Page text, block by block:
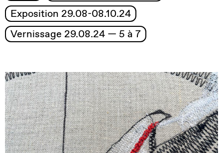
Exposition 29.08-08.10.24
Vernissage 29.08.24 — 5 à 7